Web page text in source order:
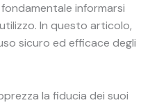
informarsi
In questo articolo,
sicuro ed efficace degli
la fiducia dei suoi